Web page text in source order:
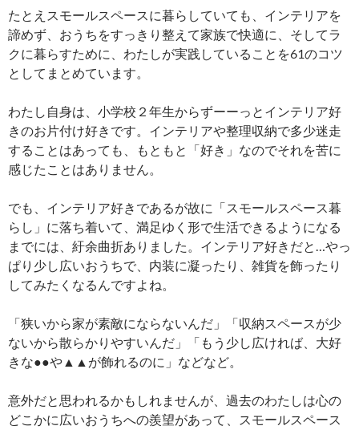
たとえスモールスペースに暮らしていても、インテリアを
諦めず、おうちをすっきり整えて家族で快適に、そしてラ
クに暮らすために、わたしが実践していることを61のコツ
としてまとめています。
わたし自身は、小学校２年生からずーーっとインテリア好
きのお片付け好きです。インテリアや整理収納で多少迷走
することはあっても、もともと「好き」なのでそれを苦に
感じたことはありません。
でも、インテリア好きであるが故に「スモールスペース暮
らし」に落ち着いて、満足ゆく形で生活できるようになる
までには、紆余曲折ありました。インテリア好きだと…やっ
ぱり少し広いおうちで、内装に凝ったり、雑貨を飾ったり
してみたくなるんですよね。
「狭いから家が素敵にならないんだ」「収納スペースが少
ないから散らかりやすいんだ」「もう少し広ければ、大好
きな●●や▲▲が飾れるのに」などなど。
意外だと思われるかもしれませんが、過去のわたしは心の
どこかに広いおうちへの羨望があって、スモールスペース